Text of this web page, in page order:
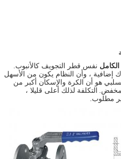
نفس قطر التجويف كالأنبوب.
إضافية ، وأن النظام يكون من الأسهل
هو أن الكرة والإسكان أكبر من
التكلفة لذلك أعلى قليلا ،
مطلوب.